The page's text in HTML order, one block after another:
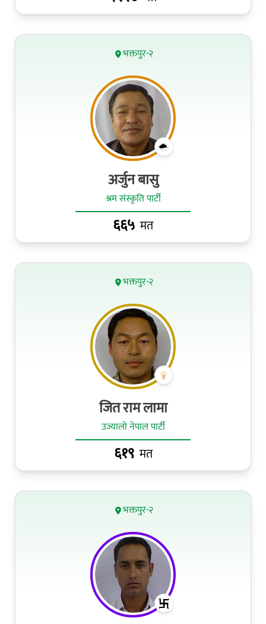
भक्तपुर-२
अर्जुन बासु
श्रम संस्कृति पार्टी
६६५ मत
भक्तपुर-२
जित राम लामा
उज्यालो नेपाल पार्टी
६१९ मत
भक्तपुर-२